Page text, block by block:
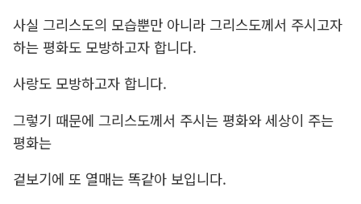
사실 그리스도의 모습뿐만 아니라 그리스도께서 주시고자
하는 평화도 모방하고자 합니다.
사랑도 모방하고자 합니다.
그렇기 때문에 그리스도께서 주시는 평화와 세상이 주는
평화는
겉보기에 또 열매는 똑같아 보입니다.